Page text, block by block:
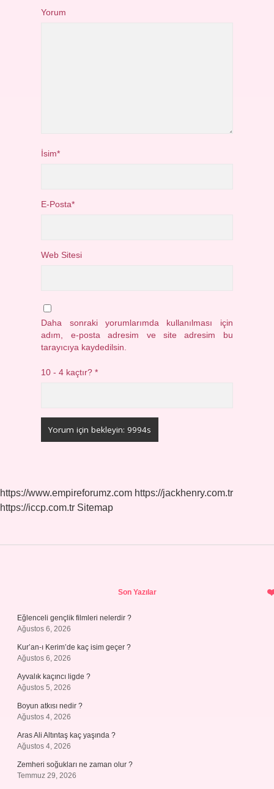
Yorum
İsim*
E-Posta*
Web Sitesi
Daha sonraki yorumlarımda kullanılması için
adım, e-posta adresim ve site adresim bu
tarayıcıya kaydedilsin.
10 - 4 kaçtır?*
https://www.empireforumz.com https://jackhenry.com.tr
https://iccp.com.tr Sitemap
Son Yazılar
Eğlenceli gençlik filmleri nelerdir ?
Ağustos 6, 2026
Kur’an-ı Kerim’de kaç isim geçer ?
Ağustos 6, 2026
Ayvalık kaçıncı ligde ?
Ağustos 5, 2026
Boyun atkısı nedir ?
Ağustos 4, 2026
Aras Ali Altıntaş kaç yaşında ?
Ağustos 4, 2026
Zemheri soğukları ne zaman olur ?
Temmuz 29, 2026